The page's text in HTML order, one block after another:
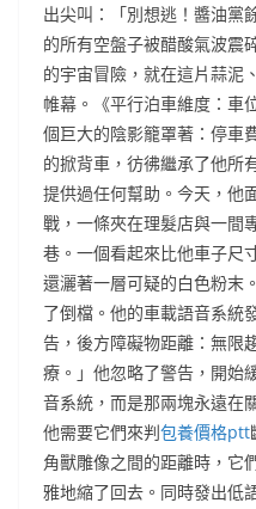
出尖叫：「別想逃！醬油黨
的所有空盤子被醋酸氣波震
的宇宙冒險，就在這片蒜泥
帷幕。《平行泊車維度：車
個巨大的陰影籠罩著：停車
的掀背車，彷彿繼承了他所
提供過任何幫助。今天，他
戰，一條夾在理髮店與一間
巷。一個看起來比他車子尺
還灑著一層可疑的白色粉末
了倒檔。他的車載語音系統
告，後方障礙物距離：無限
療。」他忽略了警告，開始
音系統，而是那兩塊永遠在
他需要它們來判包養價格ptt
角獸雕像之間的距離時，它
雅地縮了回去。同時發出低